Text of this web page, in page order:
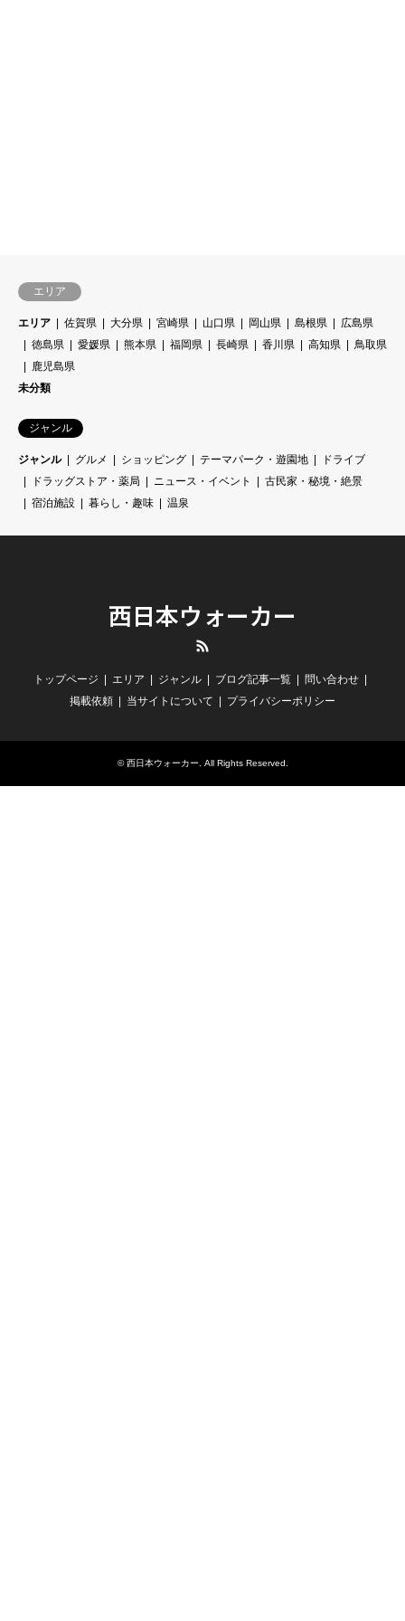
エリア
エリア 佐賀県 大分県 宮崎県 山口県 岡山県 島根県
広島県
徳島県
愛媛県 熊本県 福岡県 長崎県 香川県 高知県
鳥取県
鹿児島県
未分類
ジャンル
ジャンル グルメ ショッピング テーマパーク・遊園地
ドライブ
ドラッグストア・薬局
ニュース・イベント
古民家・秘境・絶景
宿泊施設
暮らし・趣味 温泉
西日本ウォーカー
トップページ エリア ジャンル ブログ記事一覧
問い合わせ
掲載依頼
当サイトについて プライバシーポリシー
©西日本ウォーカー . All Rights Reserved.